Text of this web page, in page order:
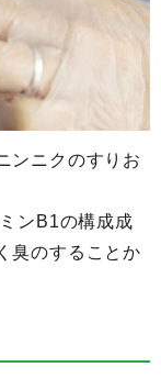
ンニクのすりお
ンB1の構成成
臭のすることか